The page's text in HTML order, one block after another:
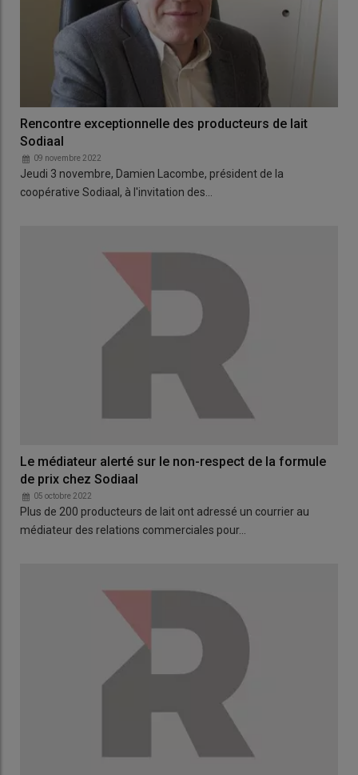
Rencontre exceptionnelle des producteurs de lait
Sodiaal
09 novembre 2022
Jeudi 3 novembre, Damien Lacombe, président de la
coopérative Sodiaal, à l'invitation des…
Le médiateur alerté sur le non-respect de la formule
de prix chez Sodiaal
05 octobre 2022
Plus de 200 producteurs de lait ont adressé un courrier au
médiateur des relations commerciales pour…